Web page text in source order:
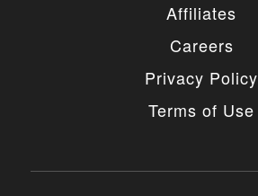
Affiliates
Careers
Privacy Policy
Terms of Use